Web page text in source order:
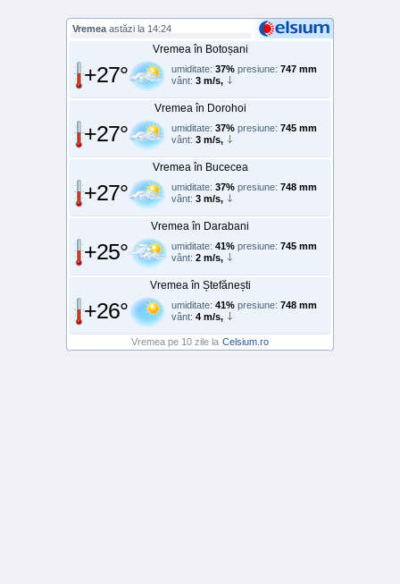
Vremea astăzi la 14:24
Vremea în Botoșani
+27° umiditate: 37% presiune: 747 mm
vânt: 3 m/s,
Vremea în Dorohoi
+27° umiditate: 37% presiune: 745 mm
vânt: 3 m/s,
Vremea în Bucecea
+27° umiditate: 37% presiune: 748 mm
vânt: 3 m/s,
Vremea în Darabani
+25° umiditate: 41% presiune: 745 mm
vânt: 2 m/s,
Vremea în Ștefănești
+26° umiditate: 41% presiune: 748 mm
vânt: 4 m/s,
Vremea pe 10 zile la Celsium.ro